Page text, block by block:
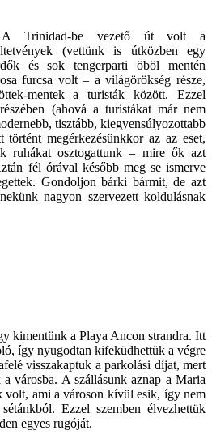
Trinidad-be vezető út volt a
(vettünk is útközben egy
és sok tengerparti öböl mentén
furcsa volt – a világörökség része,
mentek a turisták között. Ezzel
(ahová a turistákat már nem
tisztább, kiegyensúlyozottabb
megérkezésünkkor az az eset,
ruhákat osztogattunk – mire ők azt
fél órával később meg se ismerve
Gondoljon bárki bármit, de azt
nagyon szervezett koldulásnak
kimentünk a Playa Ancon strandra. Itt
így nyugodtan kifeküdhettük a végre
visszakaptuk a parkolási díjat, mert
városba. A szállásunk aznap a Maria
volt, ami a városon kívül esik, így nem
Ezzel szemben élvezhettük
egyes rugóját.